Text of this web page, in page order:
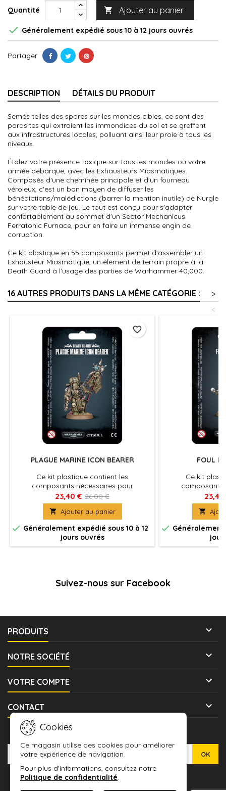
Quantité  Ajouter au panier
 Généralement expédié sous 10 à 12 jours ouvrés
Partager
DESCRIPTION DÉTAILS DU PRODUIT
Semés telles des spores sur les mondes cibles, ce sont des
parasites qui extraient les immondices du sol et se greffent
aux infrastructures locales, polluant ainsi leur proie à tous les
niveaux.
Étalez votre présence toxique sur tous les mondes où votre
armée débarque, avec les Exhausteurs Miasmatiques.
Composés d'une cheminée principale et d'un fourneau
véroleux, c'est un bon moyen de diffuser les
bénédictions/malédictions (barrer la mention inutile) de Nurgle
sur votre table de jeu. Le tout est conçu pour s'adapter
confortablement au sommet d'un Sector Mechanicus
Ferratonic Furnace, pour en faire un immense engin de
corruption.
Ce kit plastique en 55 composants permet d'assembler un
Exhausteur Miasmatique, un élément de terrain propre à la
Death Guard à l'usage des parties de Warhammer 40,000.
16 AUTRES PRODUITS DANS LA MÊME CATÉGORIE :
>
<
PLAGUE MARINE ICON BEARER
Ce kit plastique contient les
composants nécessaires pour
assembler un un Plague Marine Icon
Bearer. Armé d'un bolter, muni d'un
couteau de la peste sanglé à son
paquetage
23,40 € 26,00 €
 Ajouter au panier
 Généralement expédié sous 10 à 12
jours ouvrés
favorite_border
FOUL
Ce kit
composants
assembler un
sur le dos un

 Généralement
Suivez-nous sur Facebook
PRODUITS 
NOTRE SOCIÉTÉ 
VOTRE COMPTE 
CONTACT 
Cookies
Ce magasin utilise des cookies pour améliorer
votre expérience de navigation.
Pour plus d'informations, consultez notre
Politique de confidentialité.
LETTRE D'INFORMATIONS